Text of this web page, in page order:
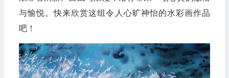
与愉悦。快来欣赏这组令人心旷神怡的水彩画作品
吧！